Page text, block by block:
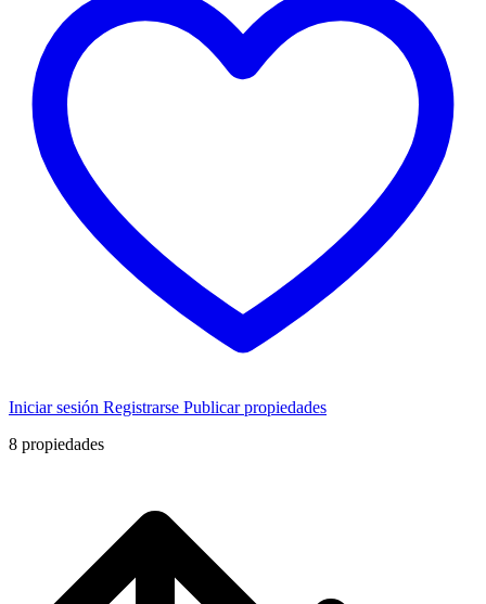
Iniciar sesión Registrarse Publicar propiedades
8 propiedades